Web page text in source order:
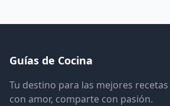
Guías de Cocina
Tu destino para las mejores recetas
con amor, comparte con pasión.